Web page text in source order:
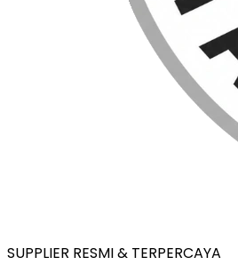
SUPPLIER RESMI & TERPERCAYA